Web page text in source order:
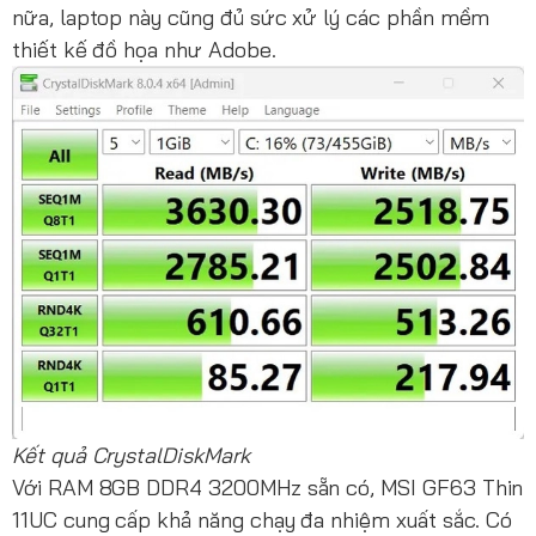
nữa, laptop này cũng đủ sức xử lý các phần mềm
thiết kế đồ họa như Adobe.
Kết quả CrystalDiskMark
Với RAM 8GB DDR4 3200MHz sẵn có, MSI GF63 Thin
11UC cung cấp khả năng chạy đa nhiệm xuất sắc. Có